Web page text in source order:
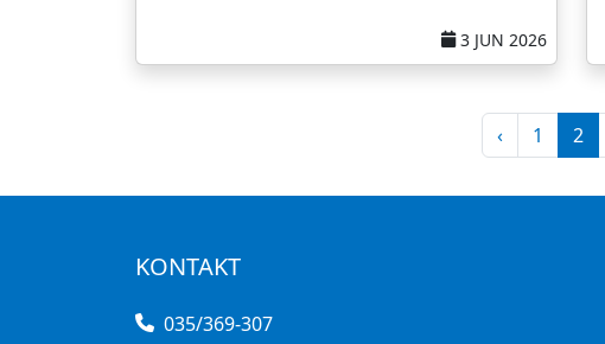
3 JUN 2026
‹ 1 2
KONTAKT
035/369-307